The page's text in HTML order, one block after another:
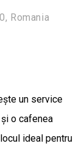
Romania
un service
o cafenea
ideal pentru